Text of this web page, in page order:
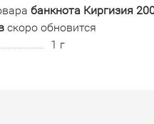
банкнота Киргизия
скоро обновится
1 г